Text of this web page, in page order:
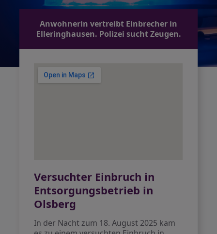
Anwohnerin vertreibt Einbrecher in
Elleringhausen. Polizei sucht Zeugen.
Versuchter Einbruch in
Entsorgungsbetrieb in
Olsberg
In der Nacht zum 18. August 2025 kam